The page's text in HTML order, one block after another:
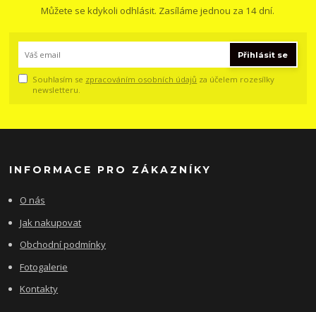
Můžete se kdykoli odhlásit. Zasíláme jednou za 14 dní.
Přihlásit se
Souhlasím se zpracováním osobních údajů za účelem rozesílky
newsletteru.
INFORMACE PRO ZÁKAZNÍKY
O nás
Jak nakupovat
Obchodní podmínky
Fotogalerie
Kontakty